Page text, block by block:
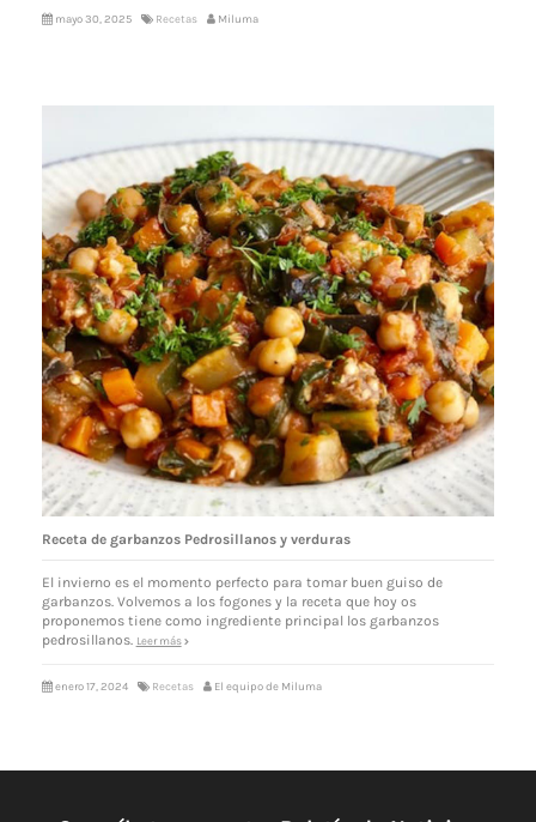
mayo 30, 2025 Recetas Miluma
Receta de garbanzos Pedrosillanos y verduras
El invierno es el momento perfecto para tomar buen guiso de
garbanzos. Volvemos a los fogones y la receta que hoy os
proponemos tiene como ingrediente principal los garbanzos
pedrosillanos. Leer más
enero 17, 2024 Recetas El equipo de Miluma